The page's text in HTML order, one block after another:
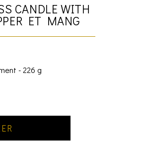
CANDLE WITH
ET MANG
- 226 g